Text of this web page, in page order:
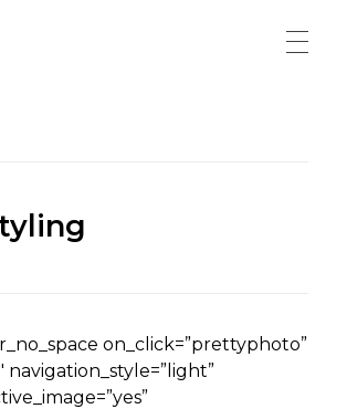
on_click=”prettyphoto”
navigation_style=”light”